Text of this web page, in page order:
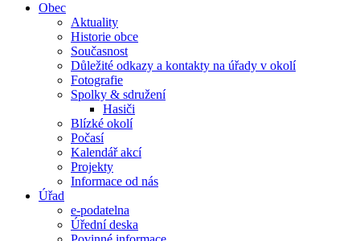
Obec
Aktuality
Historie obce
Současnost
Důležité odkazy a kontakty na úřady v okolí
Fotografie
Spolky & sdružení
Hasiči
Blízké okolí
Počasí
Kalendář akcí
Projekty
Informace od nás
Úřad
e-podatelna
Úřední deska